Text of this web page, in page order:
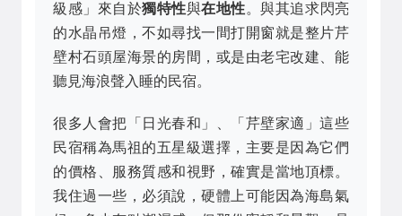
級感」來自於獨特性與在地性。與其追求閃亮
的水晶吊燈，不如尋找一間打開窗就是整片芹
壁村石頭屋海景的房間，或是由老宅改建、能
聽見海浪聲入睡的民宿。
很多人會把「日光春和」、「芹壁家適」這些
民宿稱為馬祖的五星級選擇，主要是因為它們
的價格、服務質感和視野，確實是當地頂標。
我住過一些，必須說，硬體上可能因為海島氣